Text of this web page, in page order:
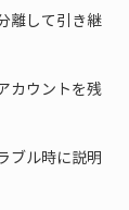
離して引き継
カウントを残
ブル時に説明